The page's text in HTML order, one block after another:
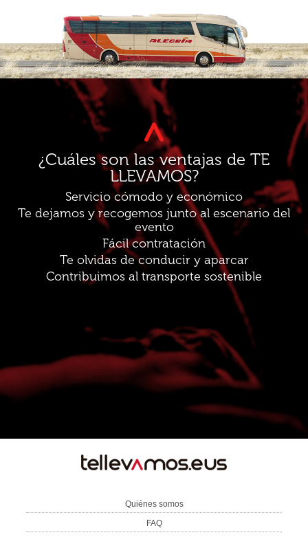
¿Cuáles son las ventajas de TE
LLEVAMOS?
Servicio cómodo y económico
Te dejamos y recogemos junto al escenario del
evento
Fácil contratación
Te olvidas de conducir y aparcar
Contribuimos al transporte sostenible
Quiénes somos
FAQ